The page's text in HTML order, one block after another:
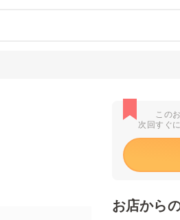
この
次回すぐ
お店から